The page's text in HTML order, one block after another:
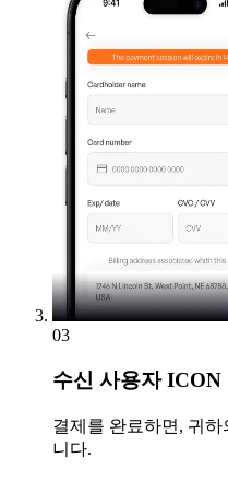
03
수신 사용자 ICON
결제를 완료하면, 귀
니다.